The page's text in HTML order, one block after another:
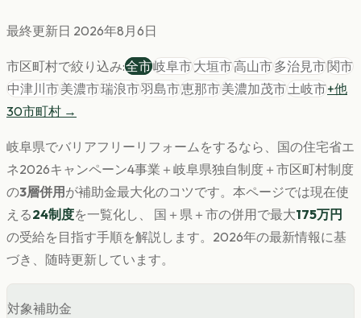
最終更新日 2026年8月6日
市区町村で絞り込み:全市岐阜市大垣市高山市多治見市関市
中津川市美濃市瑞浪市羽島市恵那市美濃加茂市土岐市+他
30市町村 →
岐阜県でバリアフリー リフォームをするなら、国の住宅省エ
ネ2026キャンペーン4事業＋ 岐阜県独自制度＋市区町村制度
の3層併用 が補助金最大化のコツです。 本ページでは現在使
える24制度を一覧化し、 国＋県＋市の併用で最大175万円
の受給を目指す手順を解説します。 2026年の最新情報に基
づき、随時更新しています。
対象補助金